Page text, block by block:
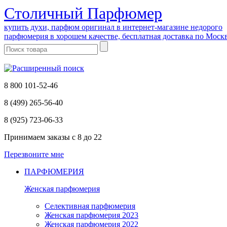
Cтоличный Парфюмер
купить духи, парфюм оригинал в интернет-магазине недорого
парфюмерия в хорошем качестве, бесплатная доставка по
8 800 101-52-46
8 (499) 265-56-40
8 (925) 723-06-33
Принимаем заказы с 8 до 22
Перезвоните мне
ПАРФЮМЕРИЯ
Женская парфюмерия
Селективная парфюмерия
Женская парфюмерия 2023
Женская парфюмерия 2022